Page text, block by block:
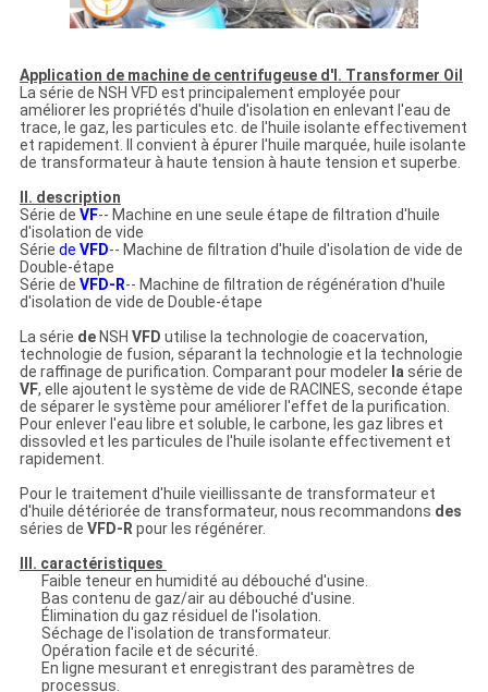
Application de machine de centrifugeuse d'I. Transformer Oil
La série de NSH VFD est principalement employée pour
améliorer les propriétés d'huile d'isolation en enlevant l'eau de
trace, le gaz, les particules etc. de l'huile isolante effectivement
et rapidement. Il convient à épurer l'huile marquée, huile isolante
de transformateur à haute tension à haute tension et superbe.
II. description
Série de VF-- Machine en une seule étape de filtration d'huile
d'isolation de vide
Série de VFD-- Machine de filtration d'huile d'isolation de vide de
Double-étape
Série de VFD-R-- Machine de filtration de régénération d'huile
d'isolation de vide de Double-étape
La série deNSH VFD utilise la technologie de coacervation,
technologie de fusion, séparant la technologie et la technologie
de raffinage de purification. Comparant pour modeler lasérie de
VF, elle ajoutent le système de vide de RACINES, seconde étape
de séparer le système pour améliorer l'effet de la purification.
Pour enlever l'eau libre et soluble, le carbone, les gaz libres et
dissovled et les particules de l'huile isolante effectivement et
rapidement.
Pour le traitement d'huile vieillissante de transformateur et
d'huile détériorée de transformateur, nous recommandons des
séries de VFD-Rpour les régénérer.
III. caractéristiques
Faible teneur en humidité au débouché d'usine.
Bas contenu de gaz/air au débouché d'usine.
Élimination du gaz résiduel de l'isolation.
Séchage de l'isolation de transformateur.
Opération facile et de sécurité.
En ligne mesurant et enregistrant des paramètres de
processus.